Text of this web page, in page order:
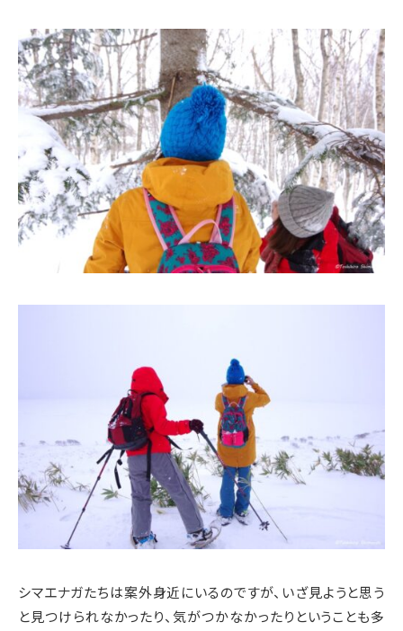
シマエナガたちは案外身近にいるのですが、いざ見ようと思う
と見つけられなかったり、気がつかなかったりということも多